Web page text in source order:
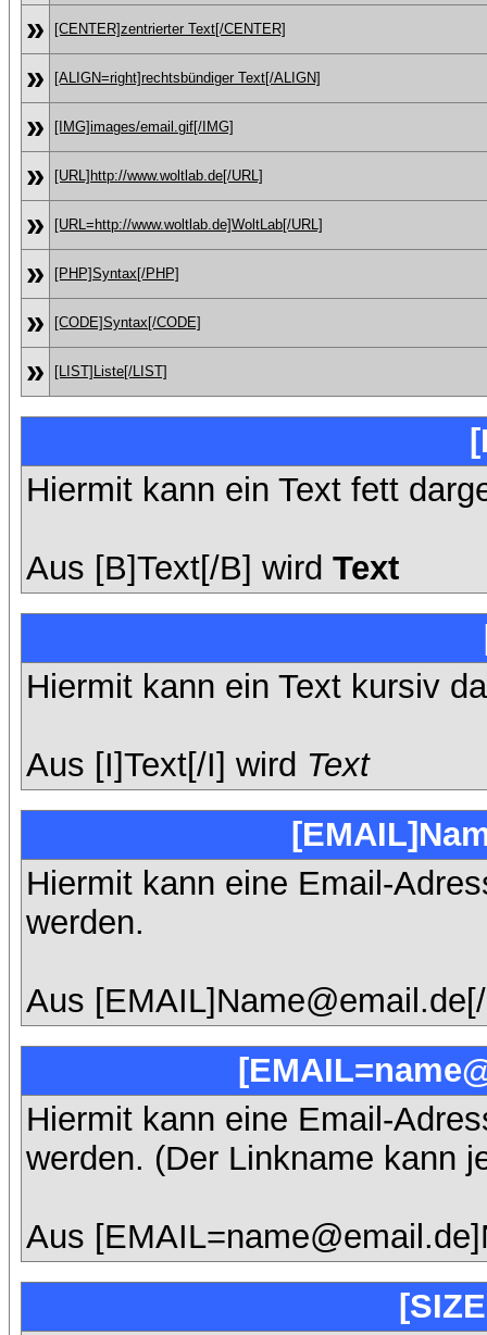
» [CENTER]zentrierter Text[/CENTER]
» [ALIGN=right]rechtsbündiger Text[/ALIGN]
» [IMG]images/email.gif[/IMG]
» [URL]http://www.woltlab.de[/URL]
» [URL=http://www.woltlab.de]WoltLab[/URL]
» [PHP]Syntax[/PHP]
» [CODE]Syntax[/CODE]
» [LIST]Liste[/LIST]
Hiermit kann ein Text fett
Aus [B]Text[/B] wird Text
Hiermit kann ein Text kursiv
Aus [I]Text[/I] wird Text
Hiermit kann eine Email-
werden.
Aus
Hiermit kann eine Email-
werden. (Der Linkname kann
Aus